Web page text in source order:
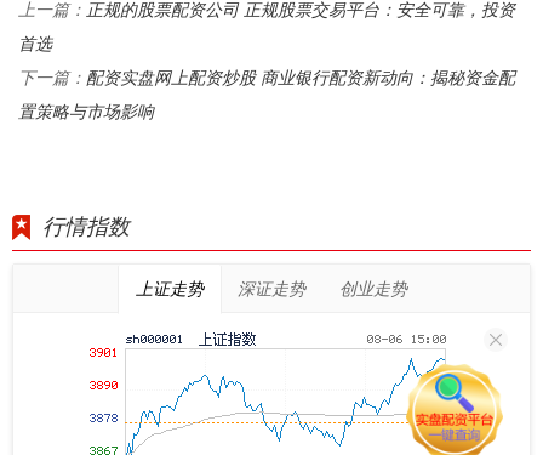
上一篇： 正规的股票配资公司 正规股票交易平台：安全可靠，投资
首选
下一篇： 配资实盘网上配资炒股 商业银行配资新动向：揭秘资金配
置策略与市场影响
行情指数
上证走势 深证走势 创业走势